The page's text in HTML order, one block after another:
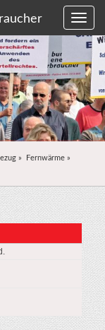
» Fernwärme»